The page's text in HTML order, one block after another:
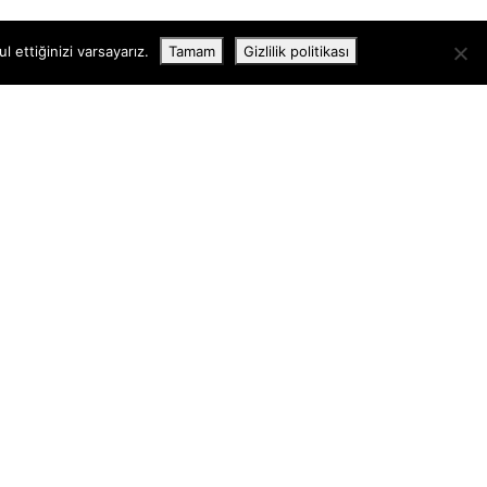
ettiğinizi varsayarız. Tamam Gizlilik politikası